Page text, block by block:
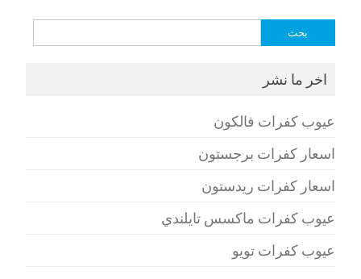
اخر ما نشر
عيوب كفرات فالكون
اسعار كفرات برجستون
اسعار كفرات ريدستون
عيوب كفرات ماكسس تايلندي
عيوب كفرات تويو